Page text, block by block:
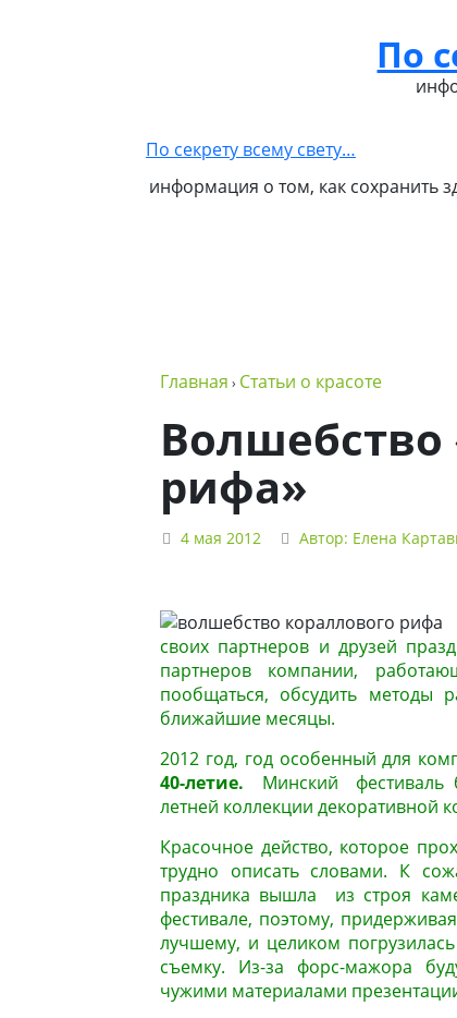
Контакты
в
По
По секрету всему свету…
информация о том, как сохранить
Главная › Статьи о красоте
Волшебство
рифа»
4 мая 2012 Автор: Елена
своих партнеров и друзей
партнеров компании,
пообщаться, обсудить методы
ближайшие месяцы.
2012 год, год особенный для
40-летие.
Минский фестиваль
летней коллекции декоративной
Красочное действо, которое
трудно описать словами. К
праздника вышла из строя
фестивале, поэтому,
лучшему, и целиком
съемку. Из-за форс-мажора
чужими материалами